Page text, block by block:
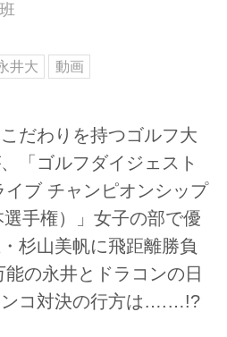
井大 動画
だわりを持つゴルフ大
「ゴルフダイジェスト
イブ チャンピオンシップ
手権）」女子の部で優
杉山美帆に飛距離勝負
の永井とドラコンの日
ンコ対決の行方は….…!?